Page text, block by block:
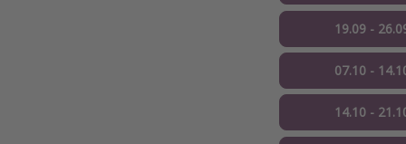
19.09 -
07.10 -
14.10 -